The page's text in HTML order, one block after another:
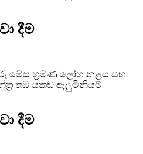
දීම
මේස භ්‍රමණ ලෝහ නළය සහ
තඹ යකඩ ඇලුමිනියම්
දීම